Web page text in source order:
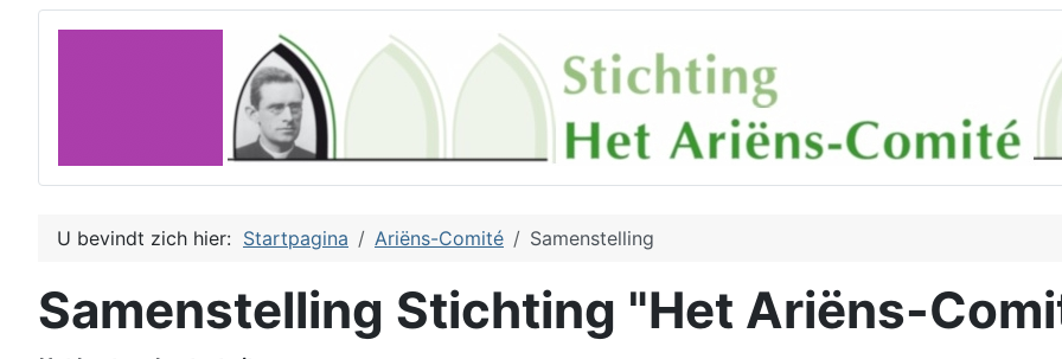
U bevindt zich hier: Startpagina Ariëns-Comité Samenstelling
Samenstelling Stichting "Het Ariëns-